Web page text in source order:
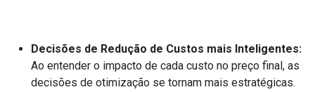
Decisões de Redução de Custos mais Inteligentes:
Ao entender o impacto de cada custo no preço final, as
decisões de otimização se tornam mais estratégicas.